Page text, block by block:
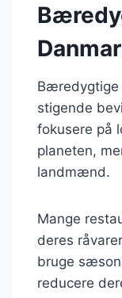
Bæredygtige
stigende
fokusere på
planeten,
landmænd.
Mange
deres
bruge
reducere